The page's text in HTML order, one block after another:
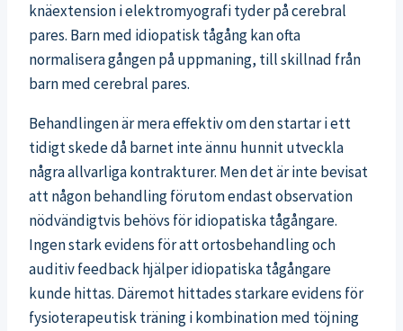
knäextension i elektromyografi tyder på cerebral
pares. Barn med idiopatisk tågång kan ofta
normalisera gången på uppmaning, till skillnad från
barn med cerebral pares.
Behandlingen är mera effektiv om den startar i ett
tidigt skede då barnet inte ännu hunnit utveckla
några allvarliga kontrakturer. Men det är inte bevisat
att någon behandling förutom endast observation
nödvändigtvis behövs för idiopatiska tågångare.
Ingen stark evidens för att ortosbehandling och
auditiv feedback hjälper idiopatiska tågångare
kunde hittas. Däremot hittades starkare evidens för
fysioterapeutisk träning i kombination med töjning